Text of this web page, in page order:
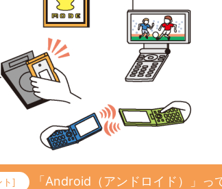
ト] 「Android（アンドロイド）」っ